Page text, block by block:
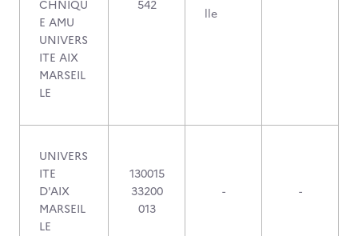
CHNIQU
E AMU
UNIVERS
ITE AIX
MARSEIL
LE
542
lle
UNIVERS
ITE
D'AIX
MARSEIL
LE
130015
33200
013
- -